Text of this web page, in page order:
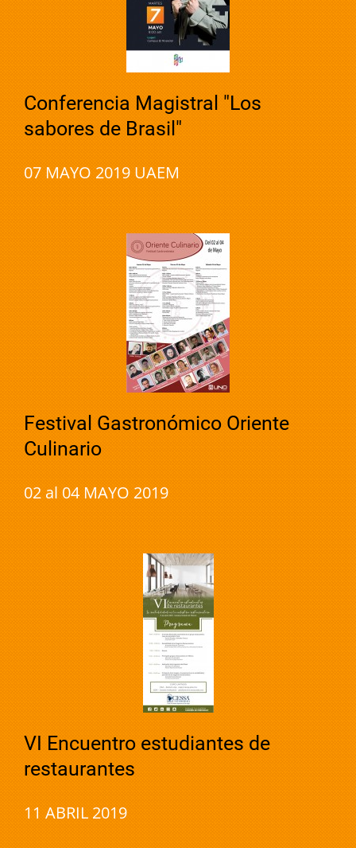
Conferencia Magistral "Los
sabores de Brasil"
07 MAYO 2019 UAEM
Festival Gastronómico Oriente
Culinario
02 al 04 MAYO 2019
VI Encuentro estudiantes de
restaurantes
11 ABRIL 2019